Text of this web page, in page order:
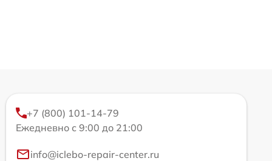
+7 (800) 101-14-79
Ежедневно с 9:00 до 21:00
info@iclebo-repair-center.ru